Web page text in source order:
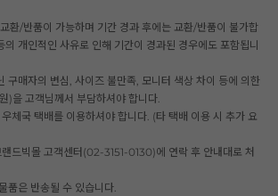
환/반품이 가능하며 기간 경과 후에는 교환/반품이 불가합
의 개인적인 사유로 인해 기간이 경과된 경우에도 포함됩니
구매자의 변심, 사이즈 불만족, 모니터 색상 차이 등에 의한
)을 고객님께서 부담하셔야 합니다.
체국 택배를 이용하셔야 합니다. (타 택배 이용 시 추가 요
드빅몰 고객센터(02-3151-0130)에 연락 후 안내대로 처
품은 반송될 수 있습니다.